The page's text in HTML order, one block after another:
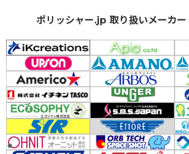
ポリッシャー.jp 取り扱いメーカー